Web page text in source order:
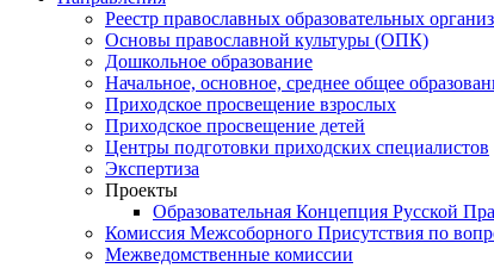
Реестр православных образовательных
Основы православной культуры (ОПК)
Дошкольное образование
Начальное, основное, среднее общее
Приходское просвещение взрослых
Приходское просвещение детей
Центры подготовки приходских специалистов
Экспертиза
Проекты
Образовательная Концепция Русской
Комиссия Межсоборного Присутствия по
Межведомственные комиссии